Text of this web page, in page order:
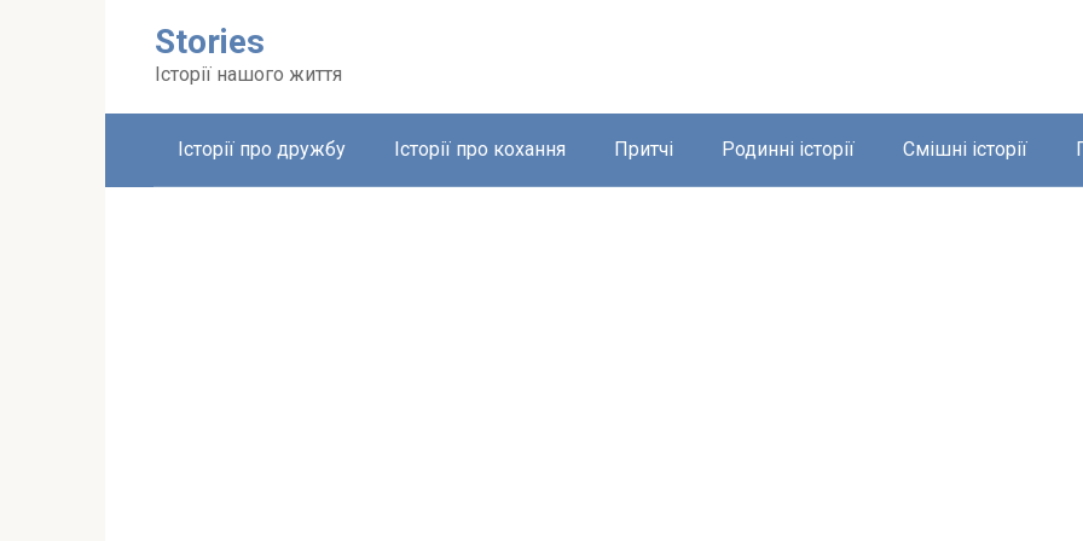
Stories
Історії нашого життя
Історії про дружбу Історії про кохання Притчі Родинні історії Смішні історії